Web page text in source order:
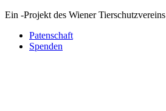
Ein -Projekt des Wiener Tierschutzvereins
Patenschaft
Spenden